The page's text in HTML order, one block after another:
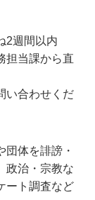
2週間以内
担当課から直
い合わせくだ
体を誹謗・
政治・宗教な
ート調査など